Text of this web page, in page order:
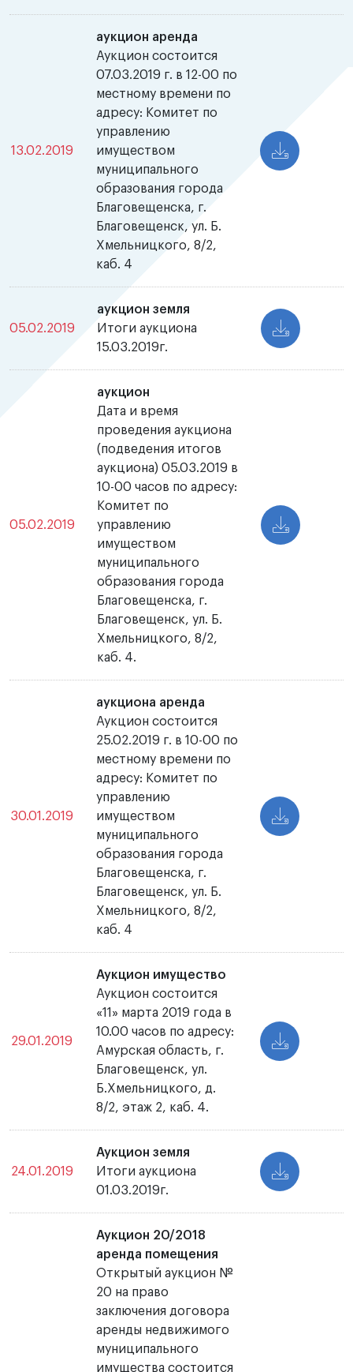
13.02.2019
аукцион аренда
Аукцион состоится
07.03.2019 г. в 12-00 по
местному времени по
адресу: Комитет по
управлению
имуществом
муниципального
образования города
Благовещенска, г.
Благовещенск, ул. Б.
Хмельницкого, 8/2,
каб. 4
05.02.2019
аукцион земля
Итоги аукциона
15.03.2019г.
05.02.2019
аукцион
Дата и время
проведения аукциона
(подведения итогов
аукциона) 05.03.2019 в
10-00 часов по адресу:
Комитет по
управлению
имуществом
муниципального
образования города
Благовещенска, г.
Благовещенск, ул. Б.
Хмельницкого, 8/2,
каб. 4.
30.01.2019
аукциона аренда
Аукцион состоится
25.02.2019 г. в 10-00 по
местному времени по
адресу: Комитет по
управлению
имуществом
муниципального
образования города
Благовещенска, г.
Благовещенск, ул. Б.
Хмельницкого, 8/2,
каб. 4
29.01.2019
Аукцион имущество
Аукцион состоится
«11» марта 2019 года в
10.00 часов по адресу:
Амурская область, г.
Благовещенск, ул.
Б.Хмельницкого, д.
8/2, этаж 2, каб. 4.
24.01.2019
Аукцион земля
Итоги аукциона
01.03.2019г.
Аукцион 20/2018
аренда помещения
Открытый аукцион №
20 на право
заключения договора
аренды недвижимого
муниципального
имущества состоится